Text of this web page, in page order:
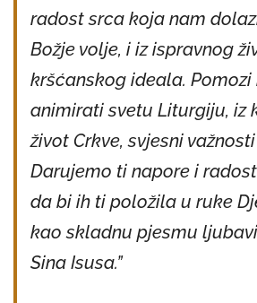
radost srca koja nam
Božje volje, i iz ispravnog
kršćanskog ideala.
animirati svetu Liturgiju, iz
život Crkve, svjesni
Darujemo ti napore i
da bi ih ti položila u ruke
kao skladnu pjesmu
Sina Isusa.”